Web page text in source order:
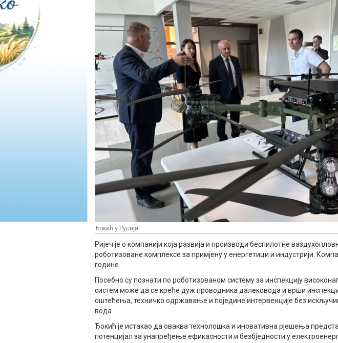
Ђокић у Русији
Ријеч је о компанији која развија и производи беспилотне
роботизоване комплексе за примјену у енергетици и индустрији.
године.
Посебно су познати по роботизованом систему за инспекцију
систем може да се креће дуж проводника далековода и врши
оштећења, техничко одржавање и поједине интервенције без
вода.
Ђокић је истакао да оваква технолошка и иновативна рјешења
потенцијал за унапређење ефикасности и безбједности у